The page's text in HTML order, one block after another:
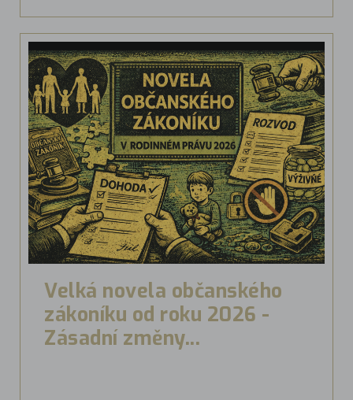
Velká novela občanského
zákoníku od roku 2026 -
Zásadní změny...